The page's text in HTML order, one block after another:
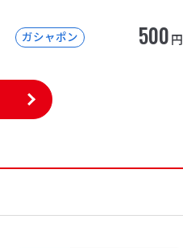
ガシャポン 500円